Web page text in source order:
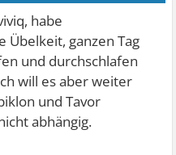
habe
Übelkeit, ganzen Tag
und durchschlafen
will es aber weiter
und Tavor
abhängig.